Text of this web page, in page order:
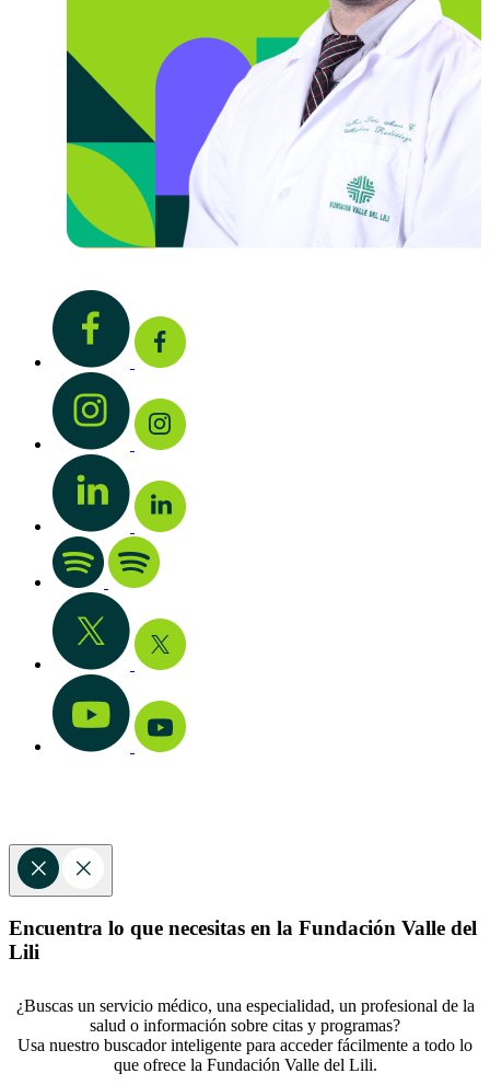
Encuentra lo que necesitas en la Fundación Valle del
Lili
¿Buscas un servicio médico, una especialidad, un profesional de la
salud o información sobre citas y programas?
Usa nuestro buscador inteligente para acceder fácilmente a todo lo
que ofrece la Fundación Valle del Lili.